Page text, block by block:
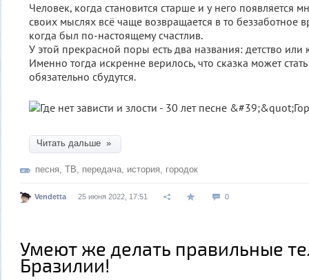
Человек, когда становится старше и у него появляется
своих мыслях всё чаще возвращается в то беззаботное
когда был по-настоящему счастлив.
У этой прекрасной поры есть два названия: детство или
Именно тогда искренне верилось, что сказка может
обязательно сбудутся.
Читать дальше »
песня, ТВ, передача, история, городок
Vendetta 25 июня 2022, 17:51 0
Умеют же делать правильные
Бразилии!